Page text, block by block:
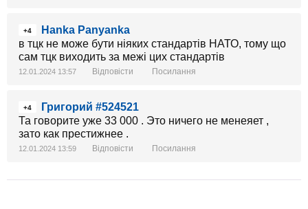
+4
Hanka Panyanka
в тцк не може бути ніяких стандартів НАТО, тому що
сам тцк виходить за межі цих стандартів
12.01.2024 13:57 Відповісти Посилання
+4
Григорий #524521
Та говорите уже 33 000 . Это ничего не менеяет ,
зато как престижнее .
12.01.2024 13:59 Відповісти Посилання